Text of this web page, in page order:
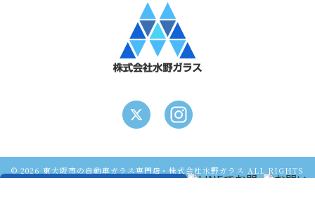
© 2026 東大阪市の自動車ガラス専門店・株式会社水野ガラス ALL RIGHTS